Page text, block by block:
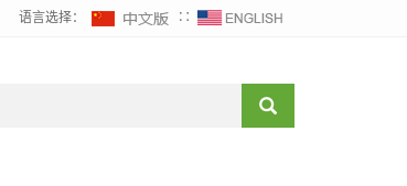
语言选择： ∷